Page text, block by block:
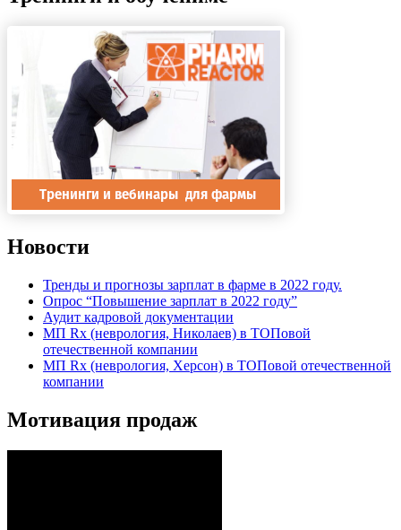
Новости
Тренды и прогнозы зарплат в фарме в 2022 году.
Опрос “Повышение зарплат в 2022 году”
Аудит кадровой документации
МП Rx (неврология, Николаев) в ТОПовой
отечественной компании
МП Rx (неврология, Херсон) в ТОПовой отечественной
компании
Мотивация продаж